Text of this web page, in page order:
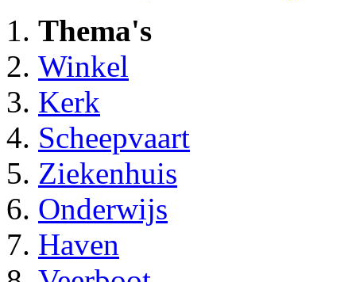
Thema's
Winkel
Kerk
Scheepvaart
Ziekenhuis
Onderwijs
Haven